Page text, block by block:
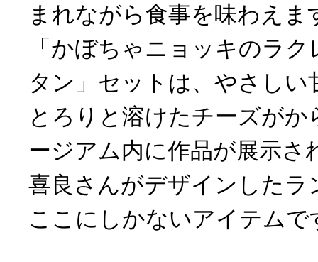
まれながら食事を味わえま
「かぼちゃニョッキのラ
タン」セットは、やさし
とろりと溶けたチーズが
ージアム内に作品が展示さ
喜良さんがデザインしたラ
ここにしかないアイテムで